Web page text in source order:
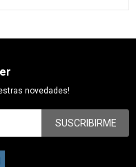
novedades!
SUSCRIBIRME